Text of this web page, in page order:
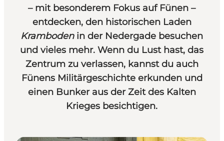
– mit besonderem Fokus auf Fünen –
entdecken, den historischen Laden
Krambodenin der Nedergade besuchen
und vieles mehr. Wenn du Lust hast, das
Zentrum zu verlassen, kannst du auch
Fünens Militärgeschichte erkunden und
einen Bunker aus der Zeit des Kalten
Krieges besichtigen.